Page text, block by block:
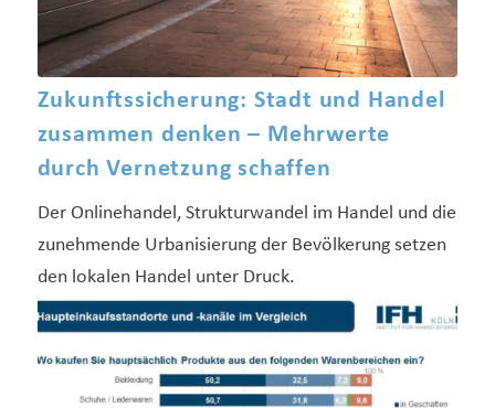
Zukunftssicherung: Stadt und Handel
zusammen denken – Mehrwerte
durch Vernetzung schaffen
Der Onlinehandel, Strukturwandel im Handel und die
zunehmende Urbanisierung der Bevölkerung setzen
den lokalen Handel unter Druck.